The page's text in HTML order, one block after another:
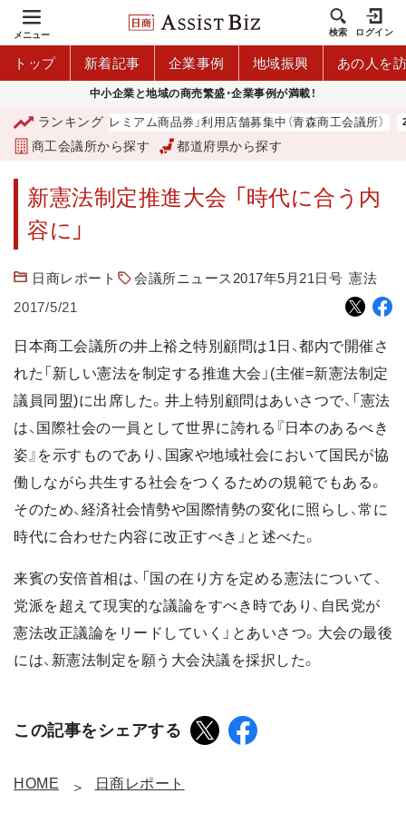
メニュー 検索 ログイン
トップ 新着記事 企業事例 地域振興 あの人を
中小企業と地域の商売繁盛・企業事例が満載！
ランキング
「青森市プレミアム商品券」利用店舗募集中（青森商工会議所）
商工会議所から探す 都道府県から探す
新憲法制定推進大会 「時代に合う内
容に」
日商レポート 会議所ニュース2017年5月21日号 憲法
2017/5/21
日本商工会議所の井上裕之特別顧問は1日、都内で開催さ
れた「新しい憲法を制定する推進大会」(主催=新憲法制定
議員同盟)に出席した。井上特別顧問はあいさつで、「憲法
は、国際社会の一員として世界に誇れる『日本のあるべき
姿』を示すものであり、国家や地域社会において国民が協
働しながら共生する社会をつくるための規範でもある。
そのため、経済社会情勢や国際情勢の変化に照らし、常に
時代に合わせた内容に改正すべき」と述べた。
来賓の安倍首相は、「国の在り方を定める憲法について、
党派を超えて現実的な議論をすべき時であり、自民党が
憲法改正議論をリードしていく」とあいさつ。大会の最後
には、新憲法制定を願う大会決議を採択した。
この記事をシェアする
HOME 日商レポート